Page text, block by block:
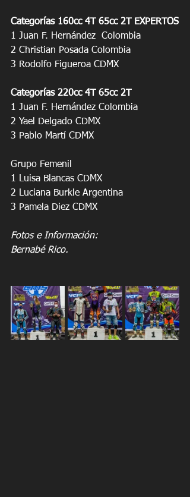
Categorías 160cc 4T 65cc 2T EXPERTOS
1 Juan F. Hernández  Colombia
2 Christian Posada Colombia
3 Rodolfo Figueroa CDMX
Categorías 220cc 4T 65cc 2T
1 Juan F. Hernández Colombia
2 Yael Delgado CDMX
3 Pablo Martí CDMX
Grupo Femenil
1 Luisa Blancas CDMX
2 Luciana Burkle Argentina
3 Pamela Diez CDMX
Fotos e Información:
Bernabé Rico.